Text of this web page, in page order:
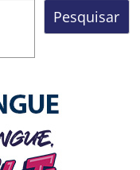
Pesquisar